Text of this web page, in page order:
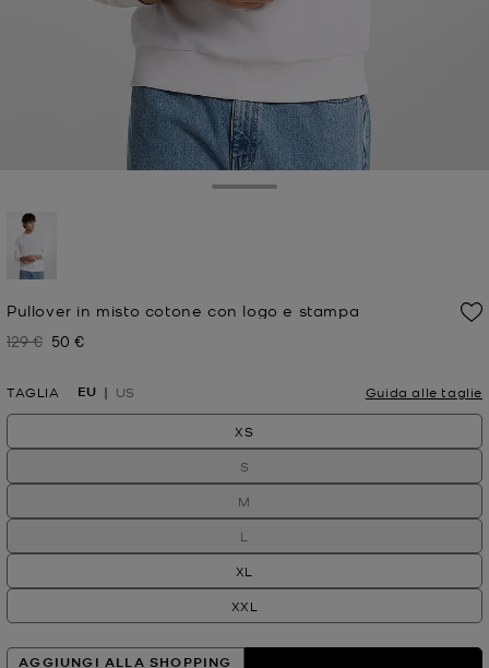
Pullover in misto cotone con logo e stampa
Prezzo iniziale
129 € Prezzo attuale
50 €
TAGLIA EU US Guida alle taglie
XS
S
M
L
XL
XXL
AGGIUNGI ALLA SHOPPING